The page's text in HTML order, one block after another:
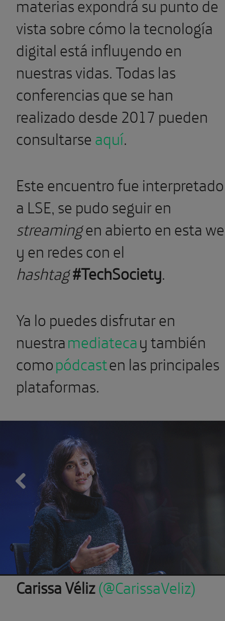
materias expondrá su punto de
vista sobre cómo la tecnología
digital está influyendo en
nuestras vidas. Todas las
conferencias que se han
realizado desde 2017 pueden
consultarseaquí.
Este encuentro fue interpretado
a LSE, se pudo seguir en
streamingen abierto en esta
y en redes con el
hashtag#TechSociety.
Ya lo puedes disfrutar en
nuestramediatecay también
comopódcasten las principales
plataformas.
Carissa Véliz(@CarissaVeliz)